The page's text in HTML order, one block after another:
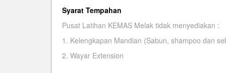
Syarat Tempahan
Pusat Latihan KEMAS Melak tidak menyediakan :
1. Kelengkapan Mandian (Sabun, shampoo dan
2. Wayar Extension